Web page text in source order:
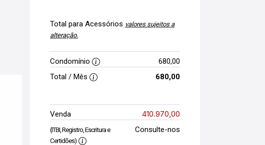
Total para Acessórios valores sujeitos a
alteração.
Condomínio
680,00
Total / Mês
680,00
Venda 410.970,00
(ITBI, Registro, Escritura e
Certidões)
Consulte-nos